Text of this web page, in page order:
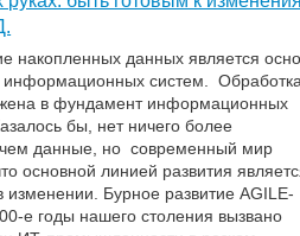
накопленных данных является
информационных систем.
в фундамент информационных
бы, нет ничего более
чем данные, но современный мир
основной линией развития
изменении. Бурное развитие AGILE-
е годы нашего столения вызвано